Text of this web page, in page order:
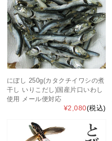
にぼし 250g(カタクチイワシの煮
干し いりこだし)国産片口いわし
使用 メール便対応
¥2,080(税込)